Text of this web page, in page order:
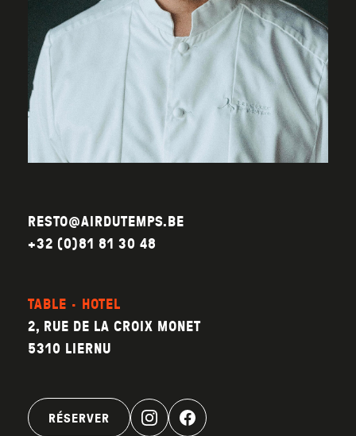
RESTO@AIRDUTEMPS.BE
+32 (0)81 81 30 48
TABLE · HOTEL
2, RUE DE LA CROIX MONET
5310 LIERNU
RÉSERVER